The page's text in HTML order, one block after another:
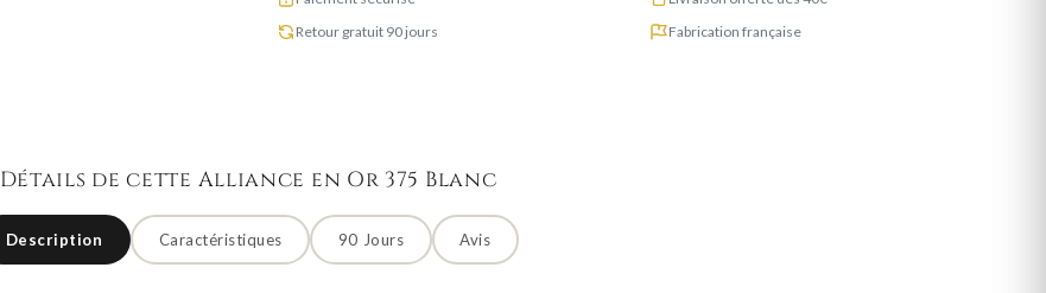
Retour gratuit 90 jours
Fabrication française
Détails de cette Alliance en Or 375 Blanc
Description Caractéristiques 90 Jours Avis